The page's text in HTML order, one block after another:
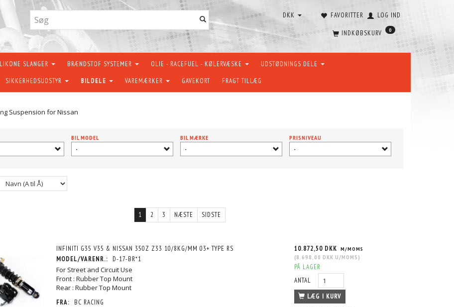
FAVORITTER LOG IND
DKK
INDKØBSKURV 0
SLANGER BRÆNDSTOF SYSTEMER OLIE - RACEFUEL - KØLERVÆSKE UDSTØDNINGS DELE
SIKKERHEDSUDSTYR BILDELE VAREMÆRKER GAVEKORT FRAGT TILLÆG
Suspension for Nissan
BIL MODEL
-
BIL MÆRKE
-
PRISNIVEAU
-
1 2 3 NÆSTE SIDSTE
INFINITI G35 V35 & NISSAN 350Z Z33 10/8KG/MM 03+ TYPE RS
MODEL/VARENR.:
D-17-BR*1
For Street and Circuit Use
Front : Rubber Top Mount
Rear : Rubber Top Mount
FRA: BC RACING
10.872,50 DKK M/MOMS
(8.698,00 DKK U/MOMS )
PÅ LAGER
ANTAL
LÆG I KURV